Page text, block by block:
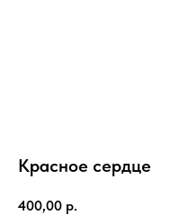
Красное сердце
400,00 р.